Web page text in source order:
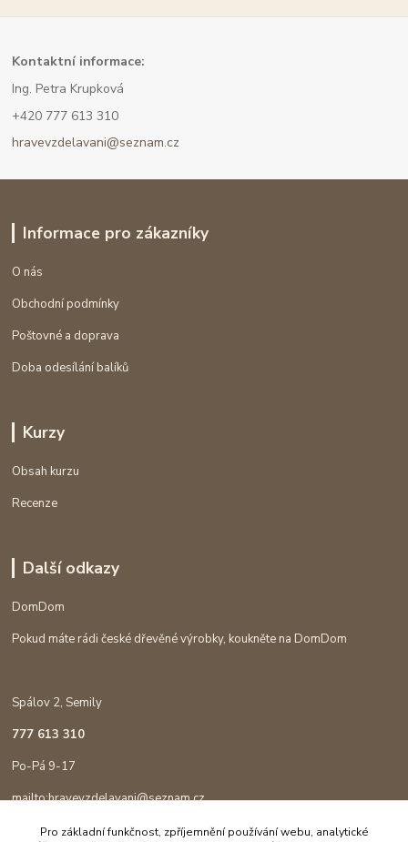
Kontaktní informace:
Ing. Petra Krupková
+420 777 613 310
hravevzdelavani@seznam.cz
Informace pro zákazníky
O nás
Obchodní podmínky
Poštovné a doprava
Doba odesílání balíků
Kurzy
Obsah kurzu
Recenze
Další odkazy
DomDom
Pokud máte rádi české dřevěné výrobky, koukněte na DomDom
Spálov 2, Semily
777 613 310
Po-Pá 9-17
mailto:hravevzdelavani@seznam.cz
Pro základní funkčnost, zpříjemnění používání webu, analytické